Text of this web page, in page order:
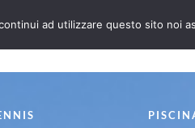
ad utilizzare questo sito noi